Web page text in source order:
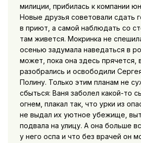
милиции, прибилась к компании
Новые друзья советовали сдать
в приют, а самой наблюдать со
там живется. Мокринка не
осенью задумала наведаться в
может, пока она здесь прячется,
разобрались и освободили
Полину. Только этим планам не
сбыться: Ваня заболел какой-то
огнем, плакал так, что урки из
не выдал их уютное убежище,
подвала на улицу. А она больше
у него оспа и что без врачей он